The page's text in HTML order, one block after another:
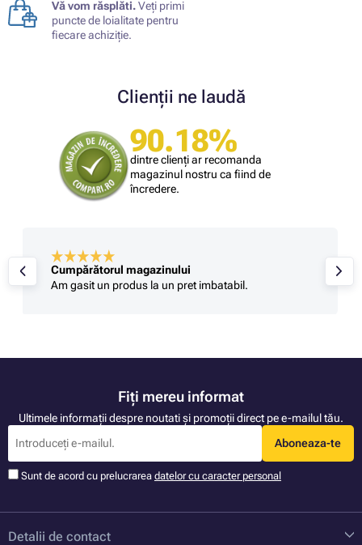
Vă vom răsplăti.Veți primi
puncte de loialitate pentru
fiecare achiziție.
Clienții ne laudă
90.18%
dintre clienți ar recomanda
magazinul nostru ca fiind de
încredere.
Cumpărătorul magazinului
Am gasit un produs la un pret imbatabil.
Fiți mereu informat
Ultimele informații despre noutati și promoții direct pe e-mailul tău.
Aboneaza-te
Sunt de acord cu prelucrarea datelor cu caracter personal
Detalii de contact